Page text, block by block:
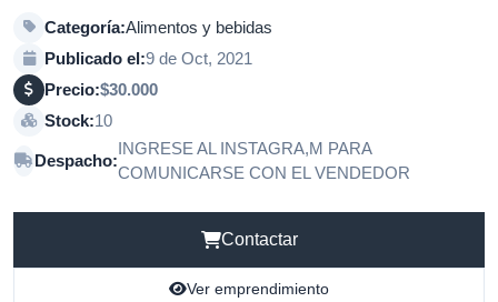
Categoría:Alimentos y bebidas
Publicado el:9 de Oct, 2021
Precio:$30.000
Stock:10
Despacho:
INGRESE AL INSTAGRA,M PARA
COMUNICARSE CON EL VENDEDOR
Contactar
Ver emprendimiento